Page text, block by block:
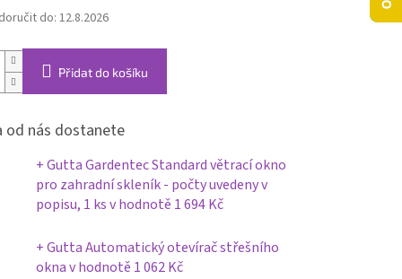
do: 12.8.2026
Přidat do košíku
od nás dostanete
+ Gutta Gardentec Standard větrací okno
pro zahradní skleník - počty uvedeny v
popisu, 1 ksv hodnotě 1 694 Kč
+ Gutta Automatický otevírač střešního
oknav hodnotě 1 062 Kč